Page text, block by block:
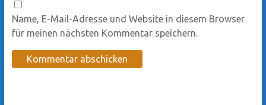
Name, E-Mail-Adresse und Website in diesem Browser
für meinen nächsten Kommentar speichern.